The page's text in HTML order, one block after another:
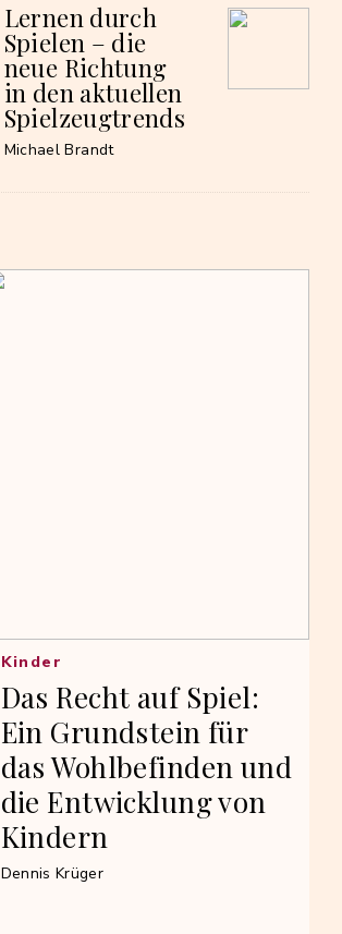
Lernen durch
Spielen – die
neue Richtung
in den aktuellen
Spielzeugtrends
Michael Brandt
Das Recht auf Spiel:
Ein Grundstein für
das Wohlbefinden und
die Entwicklung von
Kindern
Kinder
Dennis Krüger